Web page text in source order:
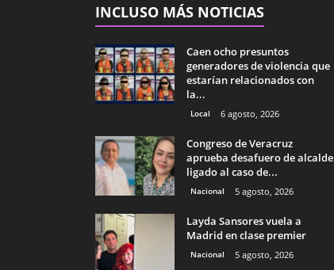
INCLUSO MÁS NOTICIAS
Caen ocho presuntos
generadores de violencia que
estarían relacionados con
la...
Local 6 agosto, 2026
Congreso de Veracruz
aprueba desafuero de alcalde
ligado al caso de...
Nacional 5 agosto, 2026
Layda Sansores vuela a
Madrid en clase premier
Nacional 5 agosto, 2026